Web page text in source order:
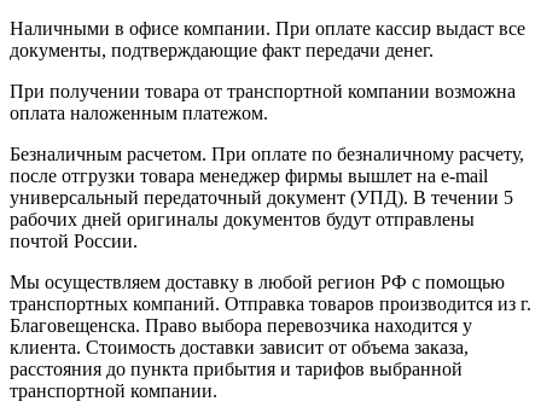
Наличными в офисе компании. При оплате кассир выдаст все
документы, подтверждающие факт передачи денег.
При получении товара от транспортной компании возможна
оплата наложенным платежом.
Безналичным расчетом. При оплате по безналичному расчету,
после отгрузки товара менеджер фирмы вышлет на e-mail
универсальный передаточный документ (УПД). В течении 5
рабочих дней оригиналы документов будут отправлены
почтой России.
Мы осуществляем доставку в любой регион РФ с помощью
транспортных компаний. Отправка товаров производится из г.
Благовещенска. Право выбора перевозчика находится у
клиента. Стоимость доставки зависит от объема заказа,
расстояния до пункта прибытия и тарифов выбранной
транспортной компании.